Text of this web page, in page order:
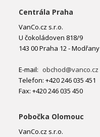
Centrála Praha
VanCo.cz s.r.o.
U čokoládoven 818/9
143 00 Praha 12 - Modřany
E-mail: obchod@vanco.cz
Telefon: +420 246 035 451
Fax: +420 246 035 450
Pobočka Olomouc
VanCo.cz s.r.o.